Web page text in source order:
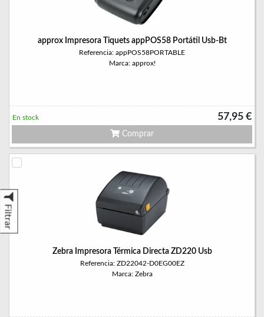
Filtrar
approx Impresora Tiquets appPOS58 Portátil Usb-Bt
Referencia: appPOS58PORTABLE
Marca: approx!
57,95 €
En stock
Comprar
Zebra Impresora Térmica Directa ZD220 Usb
Referencia: ZD22042-D0EG00EZ
Marca: Zebra